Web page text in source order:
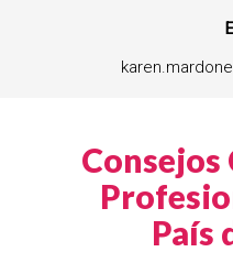
Consejos
País